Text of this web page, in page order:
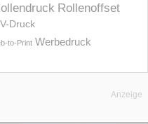
Rollenoffset
Druck
to-Print Werbedruck
Anzeige